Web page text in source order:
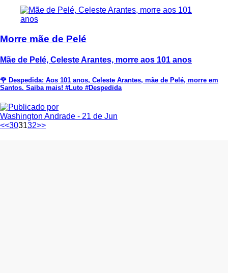
Morre mãe de Pelé
Mãe de Pelé, Celeste Arantes, morre aos 101 anos
🌹 Despedida: Aos 101 anos, Celeste Arantes, mãe de Pelé, morre em
Santos. Saiba mais! #Luto #Despedida
Washington Andrade - 21 de Jun
<<303132>>